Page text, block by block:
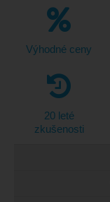
Výhodné ceny
20 leté
zkušenosti